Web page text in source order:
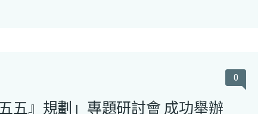
0
五』規劃」專題研討會 成功舉辦